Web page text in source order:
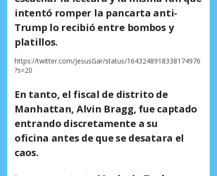
intentó romper la pancarta anti-
Trump lo recibió entre bombos y
platillos.
https://twitter.com/JesusGar/status/1643248918338174976
?s=20
En tanto, el fiscal de distrito de
Manhattan, Alvin Bragg, fue captado
entrando discretamente a su
oficina antes de que se desatara el
caos.